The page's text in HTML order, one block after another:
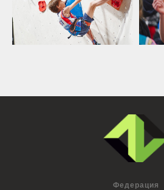
Федерация